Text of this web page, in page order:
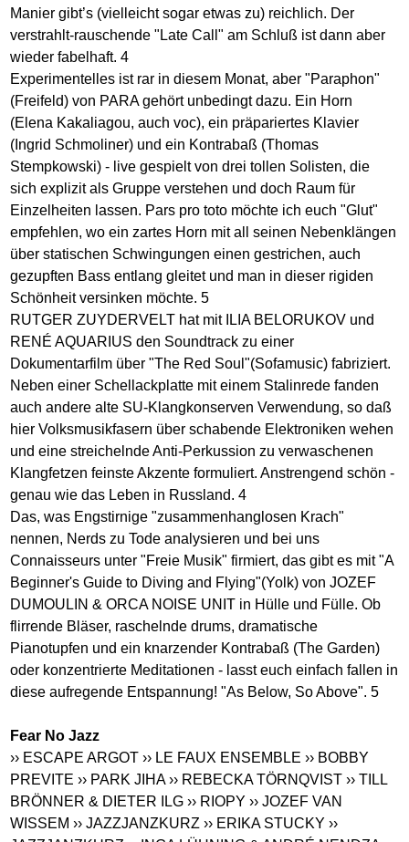
Manier gibt’s (vielleicht sogar etwas zu) reichlich. Der
verstrahlt-rauschende "Late Call" am Schluß ist dann aber
wieder fabelhaft. 4
Experimentelles ist rar in diesem Monat, aber "Paraphon"
(Freifeld) von PARA gehört unbedingt dazu. Ein Horn
(Elena Kakaliagou, auch voc), ein präpariertes Klavier
(Ingrid Schmoliner) und ein Kontrabaß (Thomas
Stempkowski) - live gespielt von drei tollen Solisten, die
sich explizit als Gruppe verstehen und doch Raum für
Einzelheiten lassen. Pars pro toto möchte ich euch "Glut"
empfehlen, wo ein zartes Horn mit all seinen Nebenklängen
über statischen Schwingungen einen gestrichen, auch
gezupften Bass entlang gleitet und man in dieser rigiden
Schönheit versinken möchte. 5
RUTGER ZUYDERVELT hat mit ILIA BELORUKOV und
RENÉ AQUARIUS den Soundtrack zu einer
Dokumentarfilm über "The Red Soul"(Sofamusic) fabriziert.
Neben einer Schellackplatte mit einem Stalinrede fanden
auch andere alte SU-Klangkonserven Verwendung, so daß
hier Volksmusikfasern über schabende Elektroniken wehen
und eine streichelnde Anti-Perkussion zu verwaschenen
Klangfetzen feinste Akzente formuliert. Anstrengend schön -
genau wie das Leben in Russland. 4
Das, was Engstirnige "zusammenhanglosen Krach"
nennen, Nerds zu Tode analysieren und bei uns
Connaisseurs unter "Freie Musik" firmiert, das gibt es mit "A
Beginner's Guide to Diving and Flying"(Yolk) von JOZEF
DUMOULIN & ORCA NOISE UNIT in Hülle und Fülle. Ob
flirrende Bläser, raschelnde drums, dramatische
Pianotupfen und ein knarzender Kontrabaß (The Garden)
oder konzentrierte Meditationen - lasst euch einfach fallen in
diese aufregende Entspannung! "As Below, So Above". 5
Fear No Jazz
›› ESCAPE ARGOT ›› LE FAUX ENSEMBLE ›› BOBBY
PREVITE ›› PARK JIHA ›› REBECKA TÖRNQVIST ›› TILL
BRÖNNER & DIETER ILG ›› RIOPY ›› JOZEF VAN
WISSEM ›› JAZZJANZKURZ ›› ERIKA STUCKY ››